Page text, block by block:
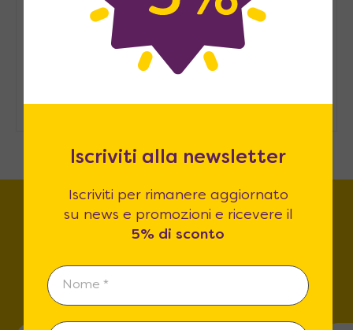
sostenibile: consigli pratici
Come ospitare in casa senza una
Trova lo store più vicino a
te!
Iscriviti alla newsletter
Iscriviti per rimanere aggiornato
su news e promozioni e ricevere il
5% di sconto